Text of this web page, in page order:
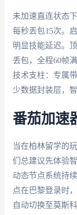
未加速直连状态
每秒丢包15次。
明显技能延迟。
丢包，全程60帧
技术支柱：专属
少数据封装层，
番茄加速
当在柏林留学的
们总建议先体验
动态节点系统持
点在巴黎登录时
自动切换至莫斯